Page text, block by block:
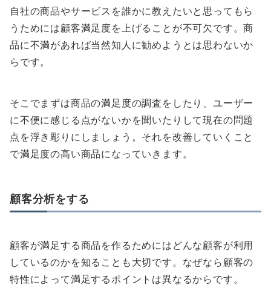
自社の商品やサービスを誰かに教えたいと思ってもら
うためには顧客満足度を上げることが不可欠です。商
品に不満があれば当然知人に勧めようとは思わないか
らです。
そこでまずは商品の満足度の調査をしたり、ユーザー
に不便に感じる点がないかを聞いたりして現在の問題
点を浮き彫りにしましょう。それを改善していくこと
で満足度の高い商品になっていきます。
顧客分析をする
顧客が満足する商品を作るためにはどんな顧客が利用
しているのかを知ることも大切です。なぜなら顧客の
特性によって満足するポイントは異なるからです。